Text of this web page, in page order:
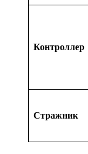
Контроллер
Стражник